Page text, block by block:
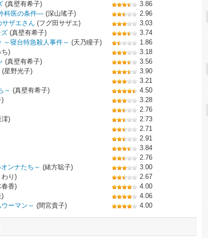
(真壁有希子)
3.86
科医の条件― (深山瑤子)
2.96
ザエさん (フグ田サザエ)
3.03
(真壁有希子)
3.74
～寝台特急殺人事件～ (天乃瞳子)
1.86
ち)
3.18
(真壁有希子)
3.56
(星野光子)
3.90
3.21
～ (真壁有希子)
4.50
)
3.28
2.76
澪)
2.73
2.71
2.91
3.84
2.76
ンナたち～ (緒方聡子)
3.00
わり)
2.67
春香)
4.00
)
4.06
ーマン～ (間宮貴子) 4.00